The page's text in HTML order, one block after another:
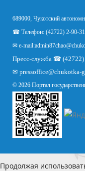
689000, Чукотский
☎ Телефон: (42722) 2-90-
✉ e-mail:
Пресс-служба ☎ (42722)
✉ pressoffice@chukotka-
© 2026 Портал
Продолжая